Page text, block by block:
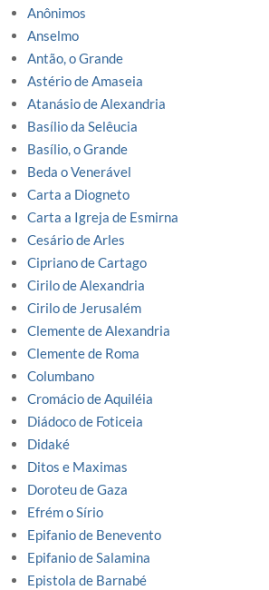
Anônimos
Anselmo
Antão, o Grande
Astério de Amaseia
Atanásio de Alexandria
Basílio da Selêucia
Basílio, o Grande
Beda o Venerável
Carta a Diogneto
Carta a Igreja de Esmirna
Cesário de Arles
Cipriano de Cartago
Cirilo de Alexandria
Cirilo de Jerusalém
Clemente de Alexandria
Clemente de Roma
Columbano
Cromácio de Aquiléia
Diádoco de Foticeia
Didaké
Ditos e Maximas
Doroteu de Gaza
Efrém o Sírio
Epifanio de Benevento
Epifanio de Salamina
Epistola de Barnabé